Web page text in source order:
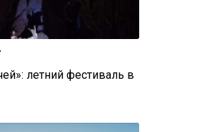
летний фестиваль в